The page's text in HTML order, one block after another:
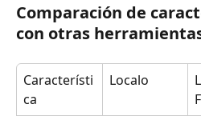
Comparación de
con otras
Característi
ca
Localo